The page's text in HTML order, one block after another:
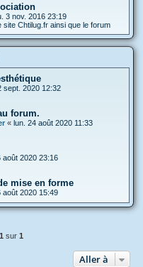
3 nov. 2016 23:19
Chtilug.fr ainsi que le forum
sept. 2020 12:32
forum.
« lun. 24 août 2020 11:33
août 2020 23:16
mise en forme
août 2020 15:49
1 sur 1
Aller à